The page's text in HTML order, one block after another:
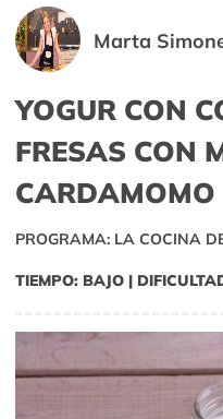
Marta
YOGUR CON
FRESAS CON
CARDAMOMO
PROGRAMA: LA COCINA
TIEMPO: BAJO |